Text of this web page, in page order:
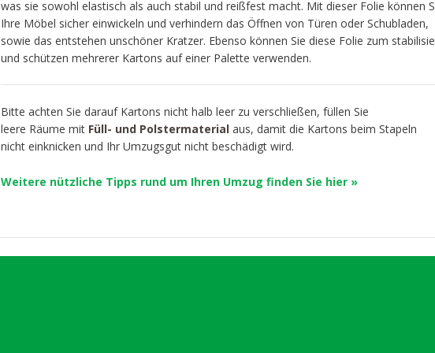
was sie sowohl elastisch als auch stabil und reißfest macht. Mit dieser Folie können
Ihre Möbel sicher einwickeln und verhindern das Öffnen von Türen oder Schubladen,
sowie das entstehen unschöner Kratzer. Ebenso können Sie diese Folie zum
und schützen mehrerer Kartons auf einer Palette verwenden.
Bitte achten Sie darauf Kartons nicht halb leer zu verschließen, füllen Sie
leere Räume mit Füll- und Polstermaterial aus, damit die Kartons beim Stapeln
nicht einknicken und Ihr Umzugsgut nicht beschädigt wird.
Weitere nützliche Tipps rund um Ihren Umzug finden Sie hier »